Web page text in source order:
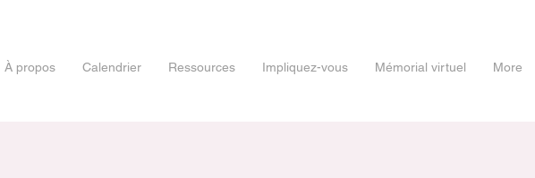
À propos Calendrier Ressources Impliquez-vous Mémorial virtuel More